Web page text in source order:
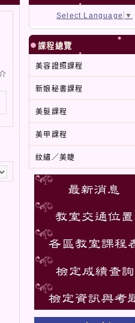
Select Language ▼
課程總覽
美容證照課程
新娘秘書課程
美髮課程
美甲課程
紋繡／美睫